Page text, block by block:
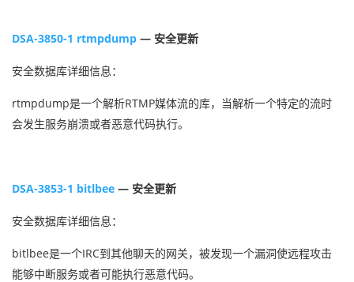
DSA-3850-1 rtmpdump — 安全更新
安全数据库详细信息：
rtmpdump是一个解析RTMP媒体流的库，当解析一个特定的流时
会发生服务崩溃或者恶意代码执行。
DSA-3853-1 bitlbee — 安全更新
安全数据库详细信息：
bitlbee是一个IRC到其他聊天的网关，被发现一个漏洞使远程攻击
能够中断服务或者可能执行恶意代码。